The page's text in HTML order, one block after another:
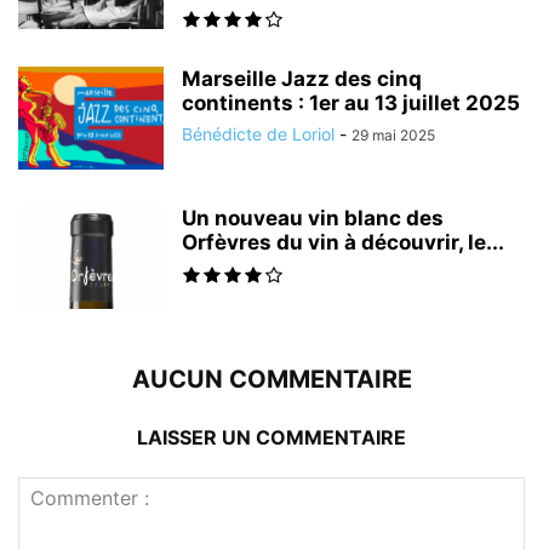
Marseille Jazz des cinq
continents : 1er au 13 juillet 2025
Bénédicte de Loriol - 29 mai 2025
Un nouveau vin blanc des
Orfèvres du vin à découvrir, le...
AUCUN COMMENTAIRE
LAISSER UN COMMENTAIRE